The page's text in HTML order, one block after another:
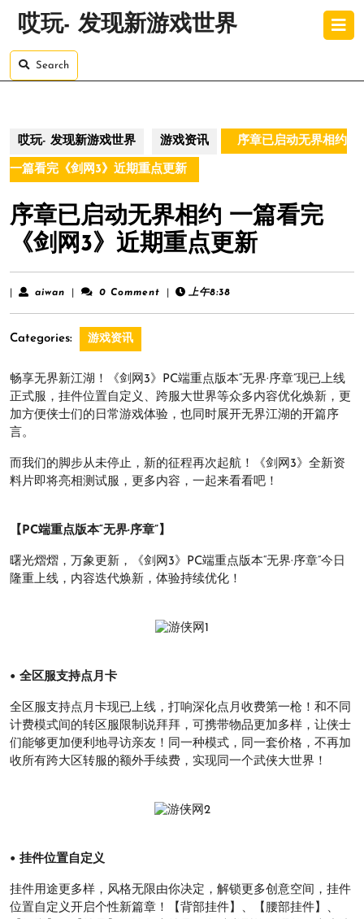
哎玩- 发现新游戏世界
Search
哎玩- 发现新游戏世界 游戏资讯 序章已启动无界相约
一篇看完《剑网3》近期重点更新
序章已启动无界相约 一篇看完
《剑网3》近期重点更新
aiwan aiwan 0 Comment 上午8:38
Categories: 游戏资讯
畅享无界新江湖！《剑网3》PC端重点版本“无界·序章”现已上线
正式服，挂件位置自定义、跨服大世界等众多内容优化焕新，更
加方便侠士们的日常游戏体验，也同时展开无界江湖的开篇序
言。
而我们的脚步从未停止，新的征程再次起航！《剑网3》全新资
料片即将亮相测试服，更多内容，一起来看看吧！
【PC端重点版本“无界·序章”】
曙光熠熠，万象更新，《剑网3》PC端重点版本“无界·序章”今日
隆重上线，内容迭代焕新，体验持续优化！
• 全区服支持点月卡
全区服支持点月卡现已上线，打响深化点月收费第一枪！和不同
计费模式间的转区服限制说拜拜，可携带物品更加多样，让侠士
们能够更加便利地寻访亲友！同一种模式，同一套价格，不再加
收所有跨大区转服的额外手续费，实现同一个武侠大世界！
• 挂件位置自定义
挂件用途更多样，风格无限由你决定，解锁更多创意空间，挂件
位置自定义开启个性新篇章！【背部挂件】、【腰部挂件】、